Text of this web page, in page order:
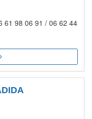
61 98 06 91 / 06 62 44